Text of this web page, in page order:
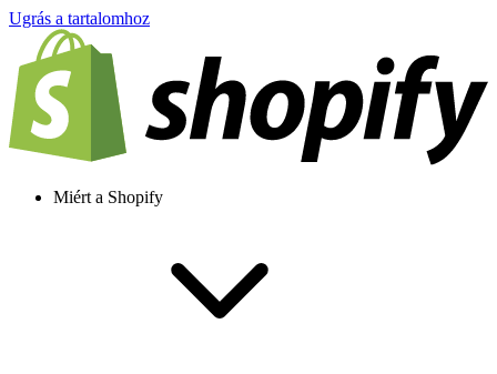
Ugrás a tartalomhoz
Miért a Shopify